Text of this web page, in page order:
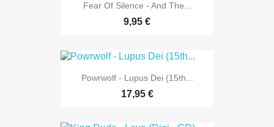
Fear Of Silence - And The...
9,95 €
Powrwolf - Lupus Dei (15th...
17,95 €